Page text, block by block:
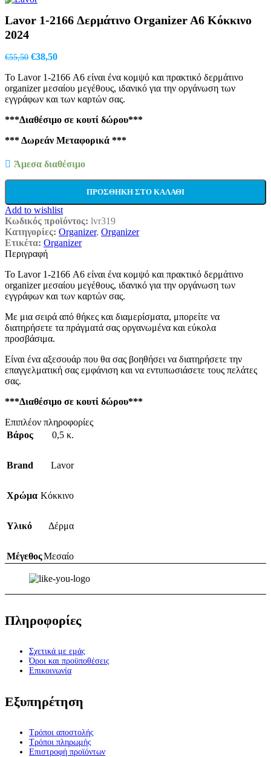
€49,00.είναι:
Lavor 1-2166 Δερμάτινο Organizer A6 Κόκκινο
2024
€55,50 Original
was:
€55,50.
€38,50Η
τιμή
είναι:
€38,50.
Το Lavor 1-2166 Α6 είναι ένα κομψό και πρακτικό δερμάτινο
organizer μεσαίου μεγέθους, ιδανικό για την οργάνωση των
εγγράφων και των καρτών σας.
***Διαθέσιμο σε κουτί δώρου***
*** Δωρεάν Μεταφορικά ***
Άμεσα διαθέσιμο
ΠΡΟΣΘΉΚΗ ΣΤΟ ΚΑΛΆΘΙ
Add to wishlist
Κωδικός προϊόντος: lvr319
Κατηγορίες: Organizer, Organizer
Ετικέτα: Organizer
Περιγραφή
Το Lavor 1-2166 Α6 είναι ένα κομψό και πρακτικό δερμάτινο
organizer μεσαίου μεγέθους, ιδανικό για την οργάνωση των
εγγράφων και των καρτών σας.
Με μια σειρά από θήκες και διαμερίσματα, μπορείτε να
διατηρήσετε τα πράγματά σας οργανωμένα και εύκολα
προσβάσιμα.
Είναι ένα αξεσουάρ που θα σας βοηθήσει να διατηρήσετε την
επαγγελματική σας εμφάνιση και να εντυπωσιάσετε τους πελάτες
σας.
***Διαθέσιμο σε κουτί δώρου***
Επιπλέον πληροφορίες
Βάρος
0,5 κ.
Brand Lavor
Χρώμα Κόκκινο
Υλικό Δέρμα
ΜέγεθοςΜεσαίο
Πληροφορίες
Σχετικά με εμάς
Όροι και προϋποθέσεις
Επικοινωνία
Εξυπηρέτηση
Τρόποι αποστολής
Τρόποι πληρωμής
Επιστροφή προϊόντων